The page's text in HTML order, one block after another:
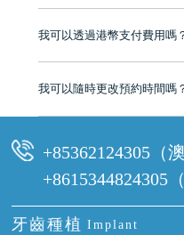
我可以透過港幣支付費用嗎
可以。維港口腔會按照當日匯
我可以隨時更改預約時間嗎
+85362124305（
+8615344824305
牙齒種植 Implant